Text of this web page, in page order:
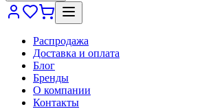
Распродажа
Доставка и оплата
Блог
Бренды
О компании
Контакты